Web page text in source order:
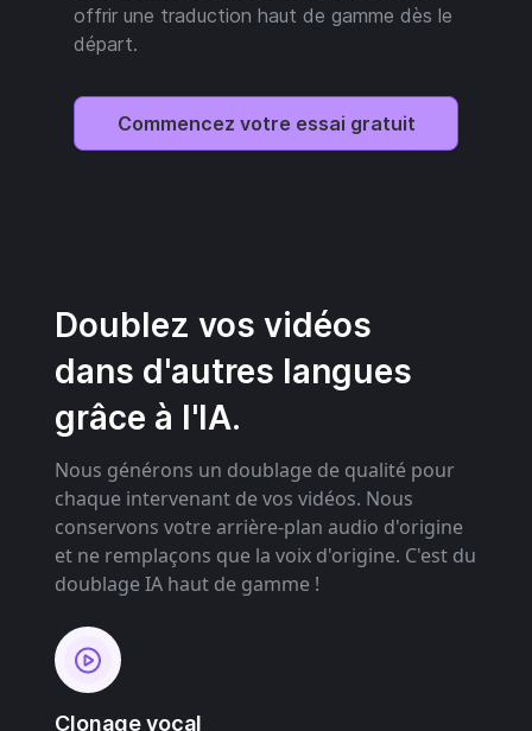
offrir une traduction haut de gamme dès le
départ.
Commencez votre essai gratuit
Doublez vos vidéos
dans d'autres langues
grâce à l'IA.
Nous générons un doublage de qualité pour
chaque intervenant de vos vidéos. Nous
conservons votre arrière-plan audio d'origine
et ne remplaçons que la voix d'origine. C'est du
doublage IA haut de gamme !
Clonage vocal